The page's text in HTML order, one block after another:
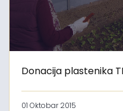
Donacija plastenika
01 Oktobar 2015